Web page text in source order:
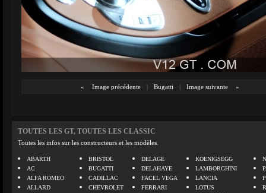
« Image précédente | Bugatti | Image suivante »
TOUTES LES GT, TOUTES LES CLASSIC
Toutes les infos sur les constructeurs et les modèles.
ABARTH
AC
ALFA ROMEO
ALLARD
BRISTOL
BUGATTI
CADILLAC
CHEVROLET
DELAGE
DELAHAYE
FACEL VEGA
FERRARI
KOENIGSEGG
LAMBORGHINI
LANCIA
LOTUS